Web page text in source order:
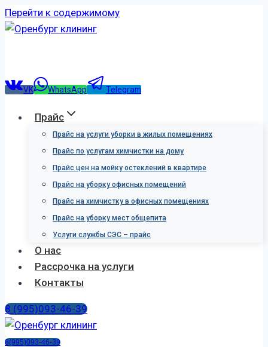
Перейти к содержимому
VK WhatsApp Telegram
Прайс
Прайс на услуги уборки в жилых помещениях
Прайс по услугам химчистки на дому
Прайс цен на мойку остеклений в квартире
Прайс на уборку офисных помещений
Прайс на химчистку в офисных помещениях
Прайс на уборку мест общепита
Услуги службы СЭС – прайс
О нас
Рассрочка на услуги
Контакты
8 (995)093-46-39
8(995)093-46-39